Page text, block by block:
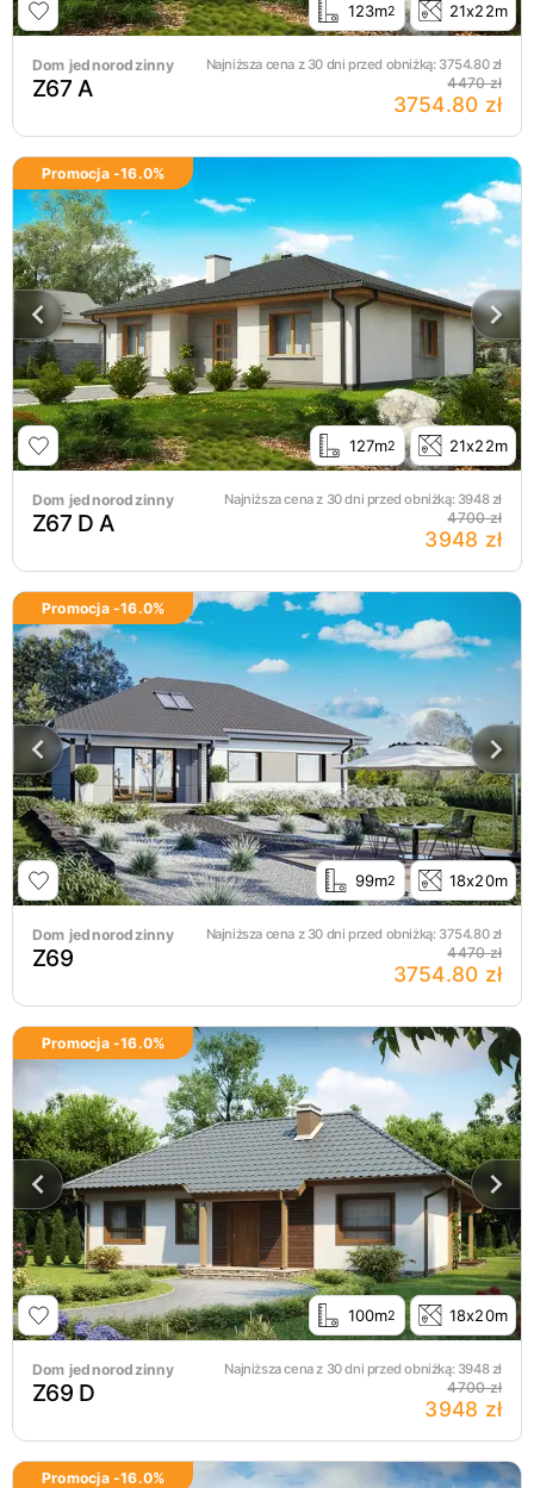
123m2 21x22m
Dom jednorodzinny Najniższa cena z 30 dni przed obniżką: 3754.80zł
Z67 A 4470 zł
3754.80 zł
Promocja -16.0%
127m2 21x22m
Dom jednorodzinny Najniższa cena z 30 dni przed obniżką: 3948zł
Z67 D A 4700 zł
3948 zł
Promocja -16.0%
99m2 18x20m
Dom jednorodzinny Najniższa cena z 30 dni przed obniżką: 3754.80zł
Z69 4470 zł
3754.80 zł
Promocja -16.0%
100m2 18x20m
Dom jednorodzinny Najniższa cena z 30 dni przed obniżką: 3948zł
Z69 D 4700 zł
3948 zł
Promocja -16.0%